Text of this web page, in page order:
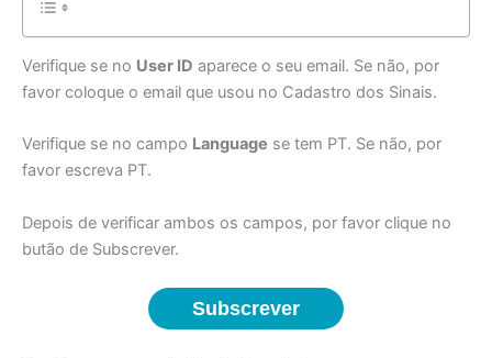
Verifique se no User ID aparece o seu email. Se não, por
favor coloque o email que usou no Cadastro dos Sinais.
Verifique se no campo Language se tem PT. Se não, por
favor escreva PT.
Depois de verificar ambos os campos, por favor clique no
butão de Subscrever.
Subscrever